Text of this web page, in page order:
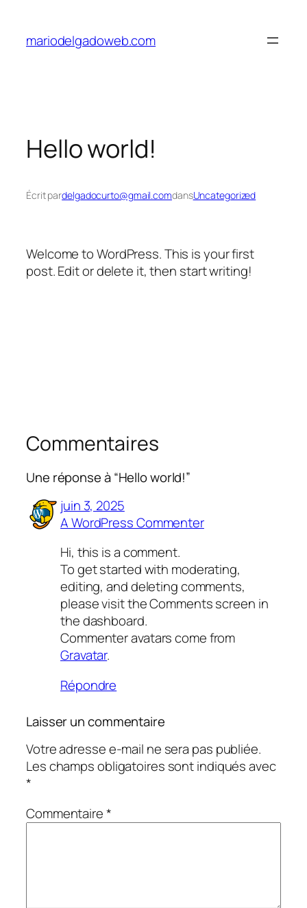
contenu
mariodelgadoweb.com
Hello world!
Écrit pardelgadocurto@gmail.comdansUncategorized
Welcome to WordPress. This is your first
post. Edit or delete it, then start writing!
Commentaires
Une réponse à “Hello world!”
juin 3, 2025
A WordPress Commenter
Hi, this is a comment.
To get started with moderating,
editing, and deleting comments,
please visit the Comments screen in
the dashboard.
Commenter avatars come from
Gravatar.
Répondre
Laisser un commentaire
Votre adresse e-mail ne sera pas publiée.
Les champs obligatoires sont indiqués avec
*
Commentaire*